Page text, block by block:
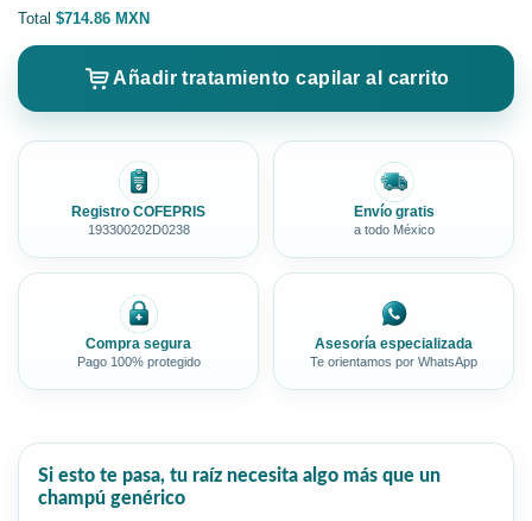
Total $714.86 MXN
Añadir tratamiento capilar al carrito
Registro COFEPRIS
193300202D0238
Envío gratis
a todo México
Compra segura
Pago 100% protegido
Asesoría especializada
Te orientamos por WhatsApp
Si esto te pasa, tu raíz necesita algo más que un
champú genérico